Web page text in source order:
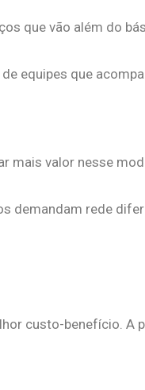
que vão além do
equipes que
mais valor nesse
demandam rede
custo-benefício. A